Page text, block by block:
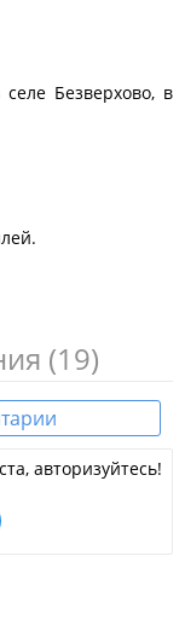
(на указателе
основной дороге
идет сквозь
Безверхово, на
Безверхово, в
(19)
авторизуйтесь!